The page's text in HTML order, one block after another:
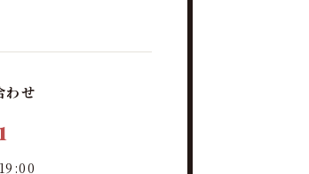
わせ